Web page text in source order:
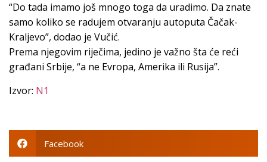
“Do tada imamo još mnogo toga da uradimo. Da znate
samo koliko se radujem otvaranju autoputa Čačak-
Kraljevo”, dodao je Vučić.
Prema njegovim riječima, jedino je važno šta će reći
građani Srbije, “a ne Evropa, Amerika ili Rusija”.
Izvor: N1
Facebook